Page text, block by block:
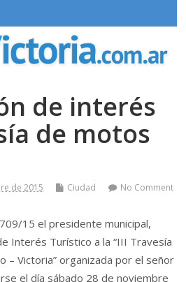
de interés
de motos
de 2015 Ciudad No Comment
15 el presidente municipal,
Interés Turístico a la “III Travesía
– Victoria” organizada por el señor
el día sábado 28 de noviembre